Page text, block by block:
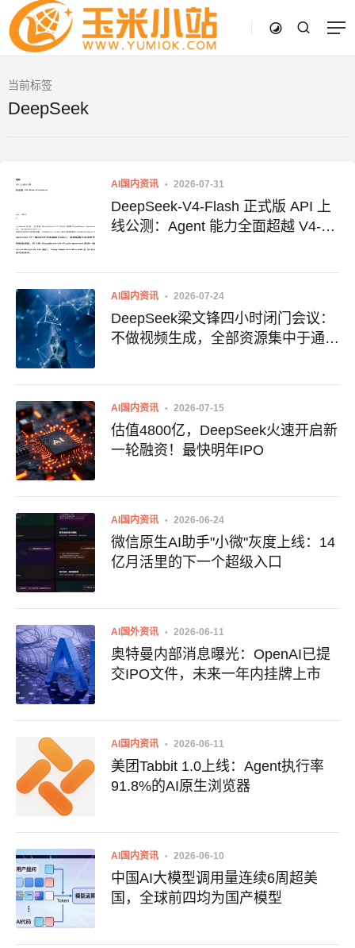
当前标签
DeepSeek
AI国内资讯 2026-07-31
DeepSeek-V4-Flash 正式版 API 上
线公测：Agent 能力全面超越 V4-
AI国内资讯 2026-07-24
DeepSeek梁文锋四小时闭门会议：
不做视频生成，全部资源集中于通往
AI国内资讯 2026-07-15
估值4800亿，DeepSeek火速开启新
一轮融资！最快明年IPO
AI国内资讯 2026-06-24
微信原生AI助手"小微"灰度上线：14
亿月活里的下一个超级入口
AI国外资讯 2026-06-11
奥特曼内部消息曝光：OpenAI已提
交IPO文件，未来一年内挂牌上市
AI国内资讯 2026-06-11
美团Tabbit 1.0上线：Agent执行率
91.8%的AI原生浏览器
AI国内资讯 2026-06-10
中国AI大模型调用量连续6周超美
国，全球前四均为国产模型